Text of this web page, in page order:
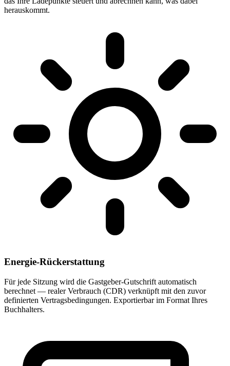
herauskommt.
Energie-Rückerstattung
Für jede Sitzung wird die Gastgeber-Gutschrift automatisch
berechnet — realer Verbrauch (CDR) verknüpft mit den zuvor
definierten Vertragsbedingungen. Exportierbar im Format Ihres
Buchhalters.